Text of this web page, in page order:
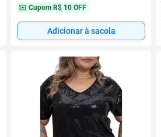
Cupom R$ 10 OFF
Adicionar à sacola